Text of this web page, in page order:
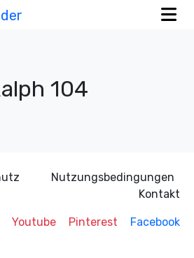
104
Nutzungsbedingungen
Kontakt
Youtube Pinterest Facebook